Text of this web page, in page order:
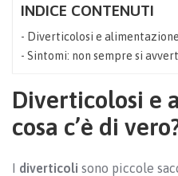
INDICE CONTENUTI
Diverticolosi e
Sintomi: non sempre si
Diverticolosi e
cosa c’è di
I diverticoli sono piccole